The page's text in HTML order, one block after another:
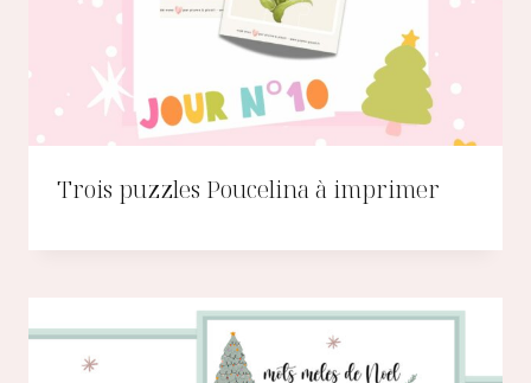
Trois puzzles Poucelina à imprimer